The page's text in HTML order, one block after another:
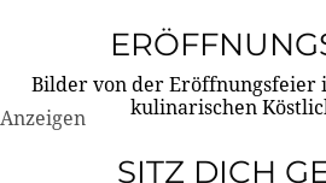
Bilder von der Eröffnungsfeier
kulinarischen
Anzeigen
SITZ DICH